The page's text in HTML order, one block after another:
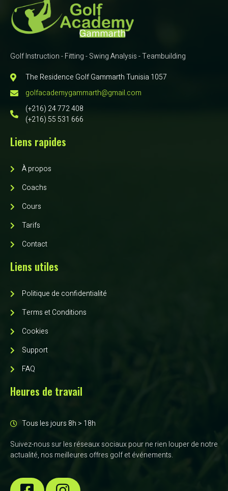
Golf Instruction - Fitting - Swing Analysis - Teambuilding
The Residence Golf Gammarth Tunisia 1057
golfacademygammarth@gmail.com
(+216) 24 772 408
(+216) 55 531 666
Liens rapides
À propos
Coachs
Cours
Tarifs
Contact
Liens utiles
Politique de confidentialité
Terms et Conditions
Cookies
Support
FAQ
Heures de travail
Tous les jours 8h > 18h
Suivez-nous sur les réseaux sociaux pour ne rien louper de notre
actualité, nos meilleures offres golf et événements.